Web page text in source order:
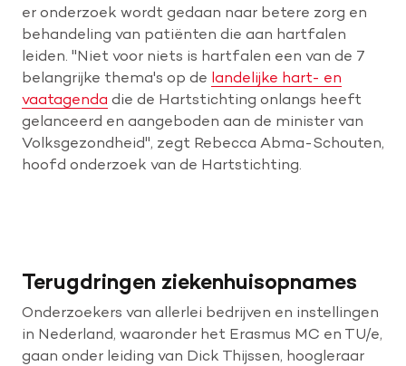
er onderzoek wordt gedaan naar betere zorg en
behandeling van patiënten die aan hartfalen
leiden. "Niet voor niets is hartfalen een van de 7
belangrijke thema's op de landelijke hart- en
vaatagenda die de Hartstichting onlangs heeft
gelanceerd en aangeboden aan de minister van
Volksgezondheid", zegt Rebecca Abma-Schouten,
hoofd onderzoek van de Hartstichting.
Terugdringen ziekenhuisopnames
Onderzoekers van allerlei bedrijven en instellingen
in Nederland, waaronder het Erasmus MC en TU/e,
gaan onder leiding van Dick Thijssen, hoogleraar